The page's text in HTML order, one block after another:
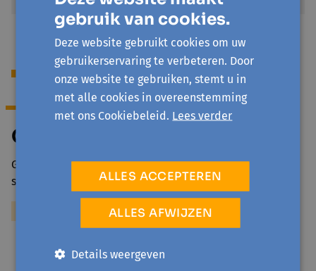
Begeleiding
Gerrit Lefebure
Gerrit stond 13 jaar met veel plezier voor de klas in het
secundair onderwijs en werkt ondertussen…
Meer over Gerrit Lefebure
gebruik van cookies.
Deze website gebruikt cookies om uw
gebruikerservaring te verbeteren. Door
onze website te gebruiken, stemt u in
met alle cookies in overeenstemming
met ons Cookiebeleid. Lees verder
ALLES ACCEPTEREN
ALLES AFWIJZEN
Details weergeven